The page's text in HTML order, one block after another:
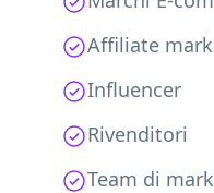
Affiliate
Influencer
Rivenditori
Team di